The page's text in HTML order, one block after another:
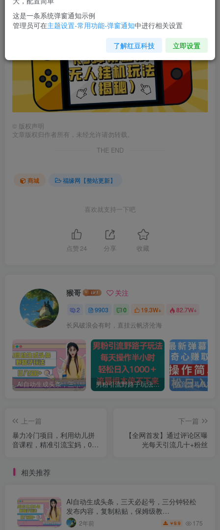
价值大几百KS弹幕游戏无人挂机玩法
© 版权声明
文章版权归作者所有，未经允许请勿转载。
THE END
商城 福缘网【整站更新】
喜欢就支持一下吧
点赞 24 分享 收藏
猴哥 关注
2 9903 0 19.3W+ 82.7W+
长风破浪会有时，直挂云帆济沧海
AI自动生成头条，三天必起号，三分钟轻松发布内容，复制粘贴，保姆级教… 男粉引流野路子玩法，每天操作半小时轻松日入1000＋，流量根本停不下来
上一篇
暴力冷门项目，利用幼儿拼
音课程，精准引流宝妈，0成
下一篇
【全网首发】通过评论区曝
光每天引流几十+粉丝
相关推荐
AI自动生成头条，三天必起号，三分钟轻松
发布内容，复制粘贴，保姆级教…
2年前 ￥9.9 175
这是一条系统弹窗通知示例
管理员可在主题设置-常用功能-弹窗通知中进行相关设置
了解红豆科技 立即设置